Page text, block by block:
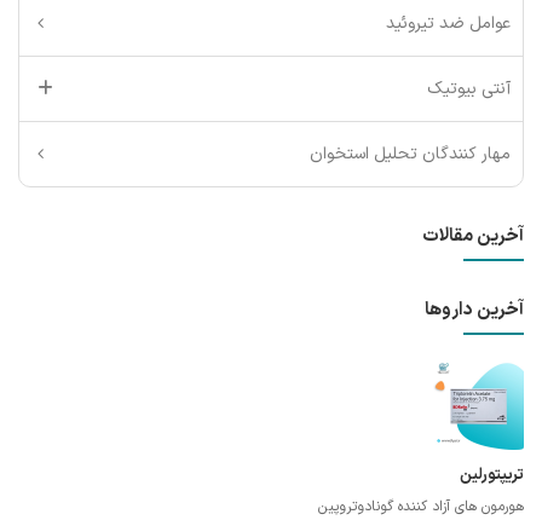
عوامل ضد تیروئید
آنتی بیوتیک
مهار کنندگان تحلیل استخوان
آخرین مقالات
آخرین داروها
تریپتورلین
هورمون های آزاد کننده گونادوتروپین